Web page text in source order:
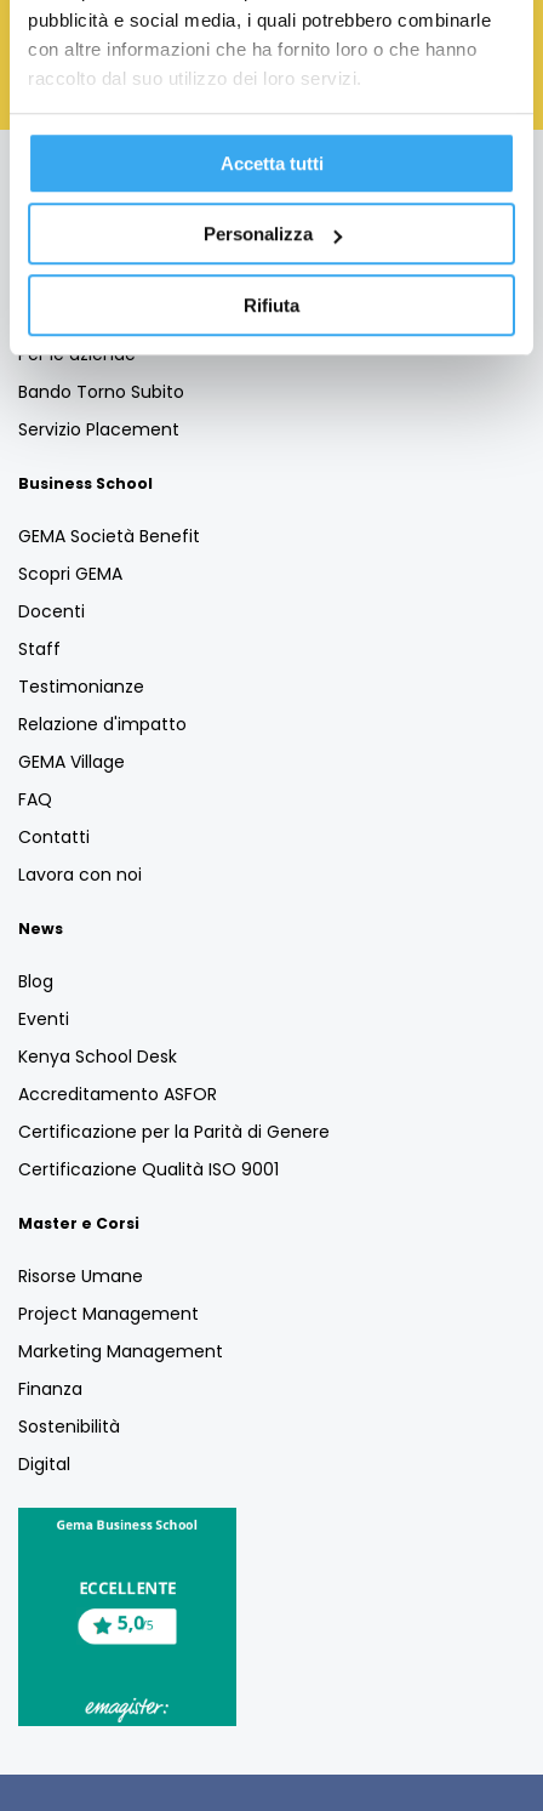
pubblicità e social media, i quali potrebbero combinarle
con altre informazioni che ha fornito loro o che hanno
raccolto dal suo utilizzo dei loro servizi.
Accetta tutti
Personalizza
Rifiuta
Policy
Education
Formazione per Laureati
Formazione per Professionisti
Per le aziende
Bando Torno Subito
Servizio Placement
Business School
GEMA Società Benefit
Scopri GEMA
Docenti
Staff
Testimonianze
Relazione d'impatto
GEMA Village
FAQ
Contatti
Lavora con noi
News
Blog
Eventi
Kenya School Desk
Accreditamento ASFOR
Certificazione per la Parità di Genere
Certificazione Qualità ISO 9001
Master e Corsi
Risorse Umane
Project Management
Marketing Management
Finanza
Sostenibilità
Digital